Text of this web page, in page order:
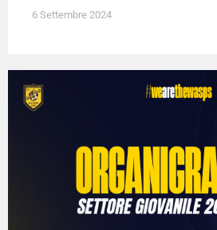
6 Settembre 2024